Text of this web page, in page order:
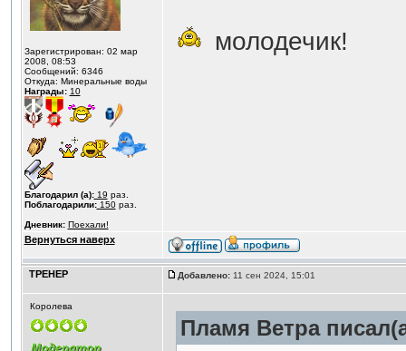
Зарегистрирован: 02 мар
2008, 08:53
Сообщений: 6346
Откуда: Минеральные воды
Награды: 10
Благодарил (а):19 раз.
Поблагодарили:150раз.
Дневник: Поехали!
молодечик!
Вернуться наверх
ТРЕНЕР Добавлено:11 сен 2024, 15:01
Королева
Пламя Ветра